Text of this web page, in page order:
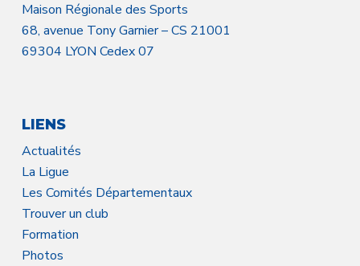
Maison Régionale des Sports
68, avenue Tony Garnier – CS 21001
69304 LYON Cedex 07
LIENS
Actualités
La Ligue
Les Comités Départementaux
Trouver un club
Formation
Photos